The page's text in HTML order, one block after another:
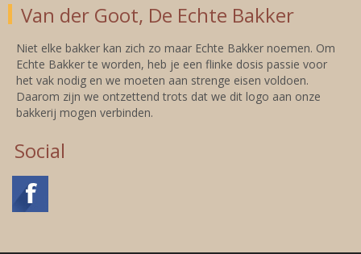
Van der Goot, De Echte Bakker
Niet elke bakker kan zich zo maar Echte Bakker noemen. Om
Echte Bakker te worden, heb je een flinke dosis passie voor
het vak nodig en we moeten aan strenge eisen voldoen.
Daarom zijn we ontzettend trots dat we dit logo aan onze
bakkerij mogen verbinden.
Social